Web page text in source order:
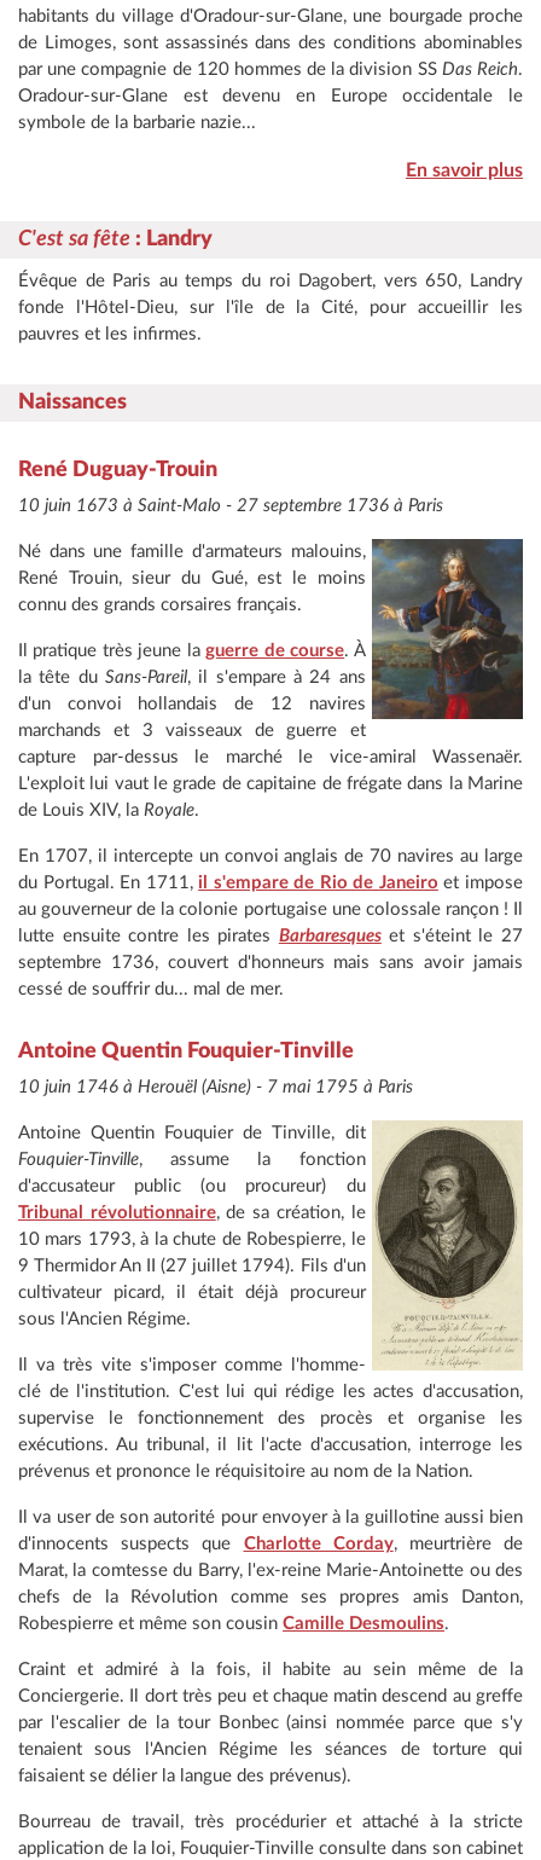
habitants du village d'Oradour-sur-Glane, une bourgade proche
de Limoges, sont assassinés dans des conditions abominables
par une compagnie de 120 hommes de la division SS Das Reich.
Oradour-sur-Glane est devenu en Europe occidentale le
symbole de la barbarie nazie...
En savoir plus
C'est sa fête : Landry
Évêque de Paris au temps du roi Dagobert, vers 650, Landry
fonde l'Hôtel-Dieu, sur l'île de la Cité, pour accueillir les
pauvres et les infirmes.
Naissances
René Duguay-Trouin
10 juin 1673 à Saint-Malo - 27 septembre 1736 à Paris
Né dans une famille d'armateurs malouins,
René Trouin, sieur du Gué, est le moins
connu des grands corsaires français.
Il pratique très jeune laguerre de course. À
la tête du Sans-Pareil, il s'empare à 24 ans
d'un convoi hollandais de 12 navires
marchands et 3 vaisseaux de guerre et
capture par-dessus le marché le vice-amiral Wassenaër.
L'exploit lui vaut le grade de capitaine de frégate dans la Marine
de Louis XIV, la Royale.
En 1707, il intercepte un convoi anglais de 70 navires au large
du Portugal. En 1711,il s'empare de Rio de Janeiro et impose
au gouverneur de la colonie portugaise une colossale rançon ! Il
lutte ensuite contre les pirates Barbaresqueset s'éteint le 27
septembre 1736, couvert d'honneurs mais sans avoir jamais
cessé de souffrir du... mal de mer.
Antoine Quentin Fouquier-Tinville
10 juin 1746 à Herouël (Aisne) - 7 mai 1795 à Paris
Antoine Quentin Fouquier de Tinville, dit
Fouquier-Tinville, assume la fonction
d'accusateur public (ou procureur) du
Tribunal révolutionnaire, de sa création, le
10 mars 1793, à la chute de Robespierre, le
9 Thermidor An II (27 juillet 1794). Fils d'un
cultivateur picard, il était déjà procureur
sous l'Ancien Régime.
Il va très vite s'imposer comme l'homme-
clé de l'institution. C'est lui qui rédige les actes d'accusation,
supervise le fonctionnement des procès et organise les
exécutions. Au tribunal, il lit l'acte d'accusation, interroge les
prévenus et prononce le réquisitoire au nom de la Nation.
Il va user de son autorité pour envoyer à la guillotine aussi bien
d'innocents suspects que Charlotte Corday, meurtrière de
Marat, la comtesse du Barry, l'ex-reine Marie-Antoinette ou des
chefs de la Révolution comme ses propres amis Danton,
Robespierre et même son cousin Camille Desmoulins.
Craint et admiré à la fois, il habite au sein même de la
Conciergerie. Il dort très peu et chaque matin descend au greffe
par l'escalier de la tour Bonbec (ainsi nommée parce que s'y
tenaient sous l'Ancien Régime les séances de torture qui
faisaient se délier la langue des prévenus).
Bourreau de travail, très procédurier et attaché à la stricte
application de la loi, Fouquier-Tinville consulte dans son cabinet